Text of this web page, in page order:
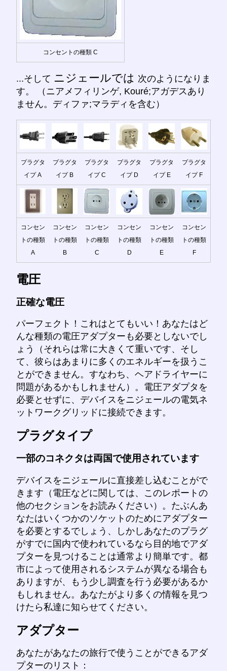
コンセントの種類 C
...そして ニジェールでは 次のようになりま
す。 （ニアメフィリンゲ, Kouré;アガデスあり
ません。ディファ;マラディを含む）
プラグタ
イプ A
プラグタ
イプ B
プラグタ
イプ C
プラグタ
イプ D
プラグタ
イプ E
プラグタ
イプ F
コンセン
トの種類
A
コンセン
トの種類
B
コンセン
トの種類
C
コンセン
トの種類
D
コンセン
トの種類
E
コンセン
トの種類
F
電圧
正確な電圧
パーフェクト！これはとてもいい！あなたはど
んな種類の電圧アダプターも必要としないでし
ょう（それらは常に大きくて重いです、そし
て、彼らはあまりに多くのエネルギーを扱うこ
とができません。すなわち、ヘアドライヤーに
問題があるかもしれません）。電圧アダプタを
必要とせずに、デバイスをニジェールの電気ネ
ットワークグリッドに接続できます。
プラグタイプ
一部のコネクタは両国で使用されています
デバイスをニジェールに直接差し込むことがで
きます（電圧などに関しては、このレポートの
他のセクションをお読みください）。たぶんあ
なたはいくつかのソケットのためにアダプター
を必要とするでしょう、しかしあなたのプラグ
がすでに国内で使われているなら目的地でアダ
プターを見つけることは通常より簡単です。都
市によって使用されるシステムが異なる場合も
ありますが、もう少し調査を行う必要があるか
もしれません。あなたがより多くの情報を見つ
けたら私達に知らせてください。
アダプター
あなたがあなたの旅行で使うことができるアダ
プターのリスト：